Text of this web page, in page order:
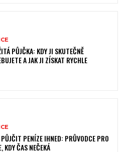
PŮJČKA: KDY JI SKUTEČNĚ
A JAK JI ZÍSKAT RYCHLE
PENÍZE IHNED: PRŮVODCE PRO
KDY ČAS NEČEKÁ